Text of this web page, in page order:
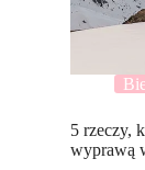
5 rzeczy,
wyprawą